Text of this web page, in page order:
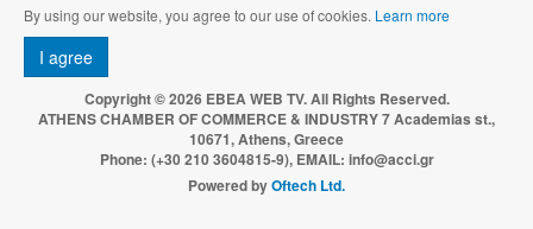
By using our website, you agree to our use of cookies. Learn more
I agree
Copyright © 2026 EBEA WEB TV. All Rights Reserved.
ATHENS CHAMBER OF COMMERCE & INDUSTRY 7 Academias st.,
10671, Athens, Greece
Phone: (+30 210 3604815-9), EMAIL: info@acci.gr
Powered byOftech Ltd.